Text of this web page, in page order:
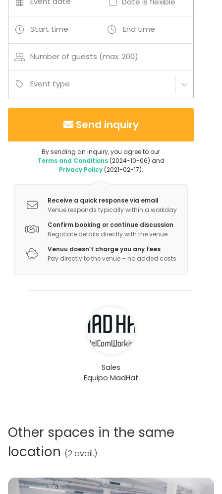
Start time End time
Number of guests (max. 200)
Event type
Send inquiry
By sending an inquiry, you agree to our
Terms and Conditions(2024-10-06) and
Privacy Policy(2021-02-17).
Receive a quick response via email
Venue responds typically within a workday
Confirm booking or continue discussion
Negotiate details directly with the venue
Venuu doesn’t charge you any fees
Pay directly to the venue – no added costs
Sales
Equipo MadHat
Other spaces in the same
location (2 avail.)